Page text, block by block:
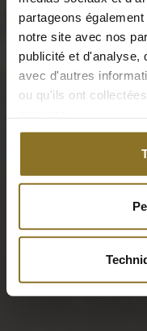
partageons
notre site avec nos
publicité et d'analyse,
avec d'autres
ou qu'ils ont
noblechairs offre
voitures les plus
associe